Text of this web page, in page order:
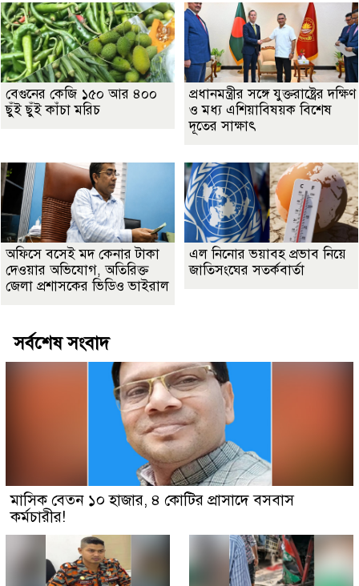
বেগুনের কেজি ১৫০ আর ৪০০
ছুঁই ছুঁই কাঁচা মরিচ
প্রধানমন্ত্রীর সঙ্গে যুক্তরাষ্ট্রের দক্ষিণ
ও মধ্য এশিয়াবিষয়ক বিশেষ
দূতের সাক্ষাৎ
অফিসে বসেই মদ কেনার টাকা
দেওয়ার অভিযোগ, অতিরিক্ত
জেলা প্রশাসকের ভিডিও ভাইরাল
এল নিনোর ভয়াবহ প্রভাব নিয়ে
জাতিসংঘের সতর্কবার্তা
সর্বশেষ সংবাদ
মাসিক বেতন ১০ হাজার, ৪ কোটির প্রাসাদে বসবাস
কর্মচারীর!